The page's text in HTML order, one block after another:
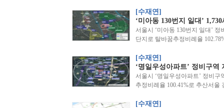
[수재연]
‘미아동 130번지 일대’
서울시 ‘미아동 130번지 일대’
단지로 탈바꿈추정비례율
[수재연]
‘명일우성아파트’ 정비구
서울시 ‘명일우성아파트’ 정비
추정비례율 100.41%로 추산서울
[수재연]